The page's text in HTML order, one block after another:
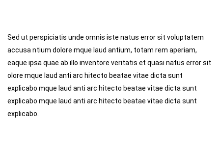
Sed ut perspiciatis unde omnis iste natus error sit voluptatem
accusa ntium dolore mque laud antium, totam rem aperiam,
eaque ipsa quae ab illo inventore veritatis et quasi natus error sit
olore mque laud anti arc hitecto beatae vitae dicta sunt
explicabo mque laud anti arc hitecto beatae vitae dicta sunt
explicabo mque laud anti arc hitecto beatae vitae dicta sunt
explicabo.